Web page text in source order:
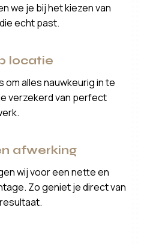
we je bij het kiezen van
echt past.
locatie
om alles nauwkeurig in te
verzekerd van perfect
afwerking
wij voor een nette en
Zo geniet je direct van